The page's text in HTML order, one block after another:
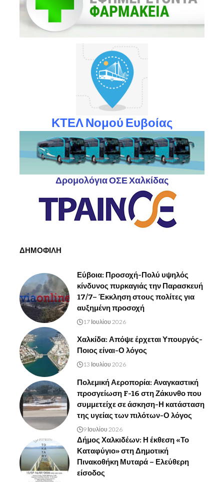
ΚΤΕΛ Νομού Ευβοίας
Δρομολόγια ΟΣΕ Χαλκίδας
ΔΗΜΟΦΙΛΗ
Εύβοια: Προσοχή-Πολύ υψηλός
κίνδυνος πυρκαγιάς την Παρασκευή
17/7– Έκκληση στους πολίτες για
αυξημένη προσοχή
17 Ιουλίου 2026
Χαλκίδα: Απόψε έρχεται Υπουργός-
Ποιος είναι-Ο λόγος
13 Ιουλίου 2026
Πολεμική Αεροπορία: Αναγκαστική
προσγείωση F-16 στη Ζάκυνθο που
συμμετείχε σε άσκηση-Η κατάσταση
της υγείας των πιλότων-Ο λόγος
9 Ιουλίου 2026
Δήμος Χαλκιδέων: Η έκθεση «Το
Καταφύγιο» στη Δημοτική
Πινακοθήκη Μυταρά – Ελεύθερη
είσοδος